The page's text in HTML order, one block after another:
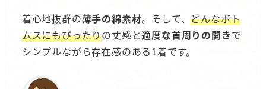
着心地抜群の薄手の綿素材。そして、どんなボト
ムスにもぴったりの丈感と適度な首周りの開きで
シンプルながら存在感のある1着です。